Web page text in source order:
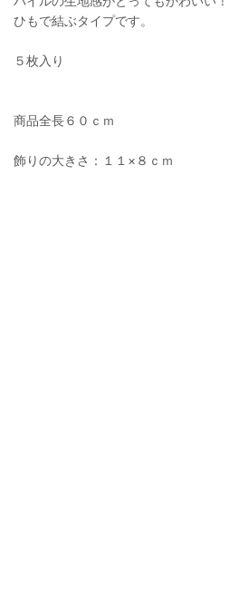
ひもで結ぶタイプです。
５枚入り
商品全長６０ｃｍ
飾りの大きさ：１１×８ｃｍ